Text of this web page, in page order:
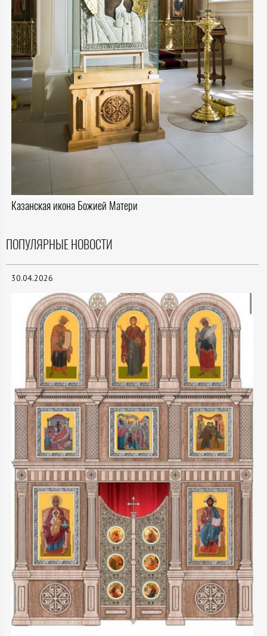
Казанская икона Божией Матери
ПОПУЛЯРНЫЕ НОВОСТИ
30.04.2026